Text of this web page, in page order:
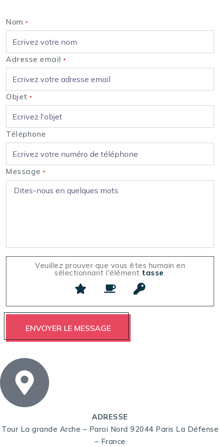
Nom *
Adresse email *
Objet *
Téléphone
Message *
Veuillez prouver que vous êtes humain en
sélectionnant l'élément tasse.
ADRESSE
Tour La grande Arche – Paroi Nord 92044 Paris La Défense
– France